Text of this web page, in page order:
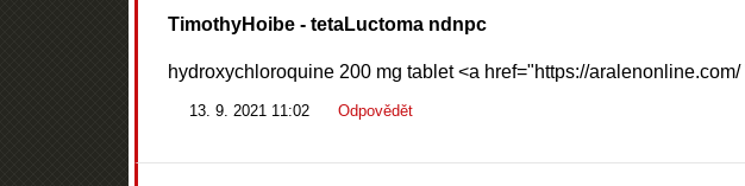
TimothyHoibe- tetaLuctoma ndnpc
hydroxychloroquine 200 mg tablet <a href="https://
13. 9. 2021 11:02 Odpovědět